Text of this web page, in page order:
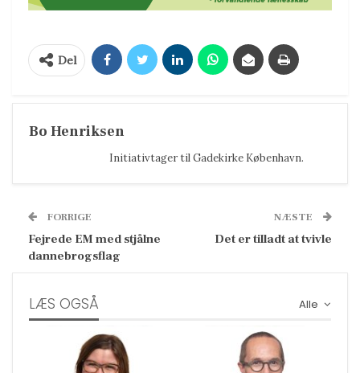
Del
Bo Henriksen
Initiativtager til Gadekirke København.
FORRIGE
Fejrede EM med stjålne
dannebrogsflag
NÆSTE
Det er tilladt at tvivle
Alle
LÆS OGSÅ